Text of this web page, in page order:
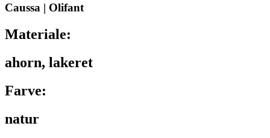
Caussa | Olifant
Materiale:
ahorn, lakeret
Farve:
natur